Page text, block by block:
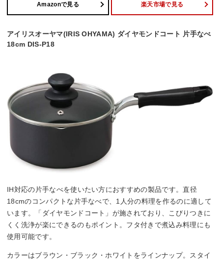
Amazonで見る 楽天市場で見る
アイリスオーヤマ(IRIS OHYAMA) ダイヤモンドコート 片手なべ
18cm DIS-P18
IH対応の片手なべを使いたい方におすすめの製品です。直径
18cmのコンパクトな片手なべで、1人分の料理を作るのに適して
います。「ダイヤモンドコート」が施されており、こびりつきに
くく洗浄が楽にできるのもポイント。フタ付きで煮込み料理にも
使用可能です。
カラーはブラウン・ブラック・ホワイトをラインナップ。スタイ